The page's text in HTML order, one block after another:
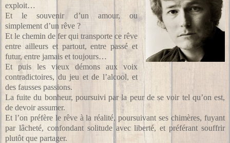
exploit…
Et le souvenir d’un amour, ou
simplement d’un rêve ?
Et le chemin de fer qui transporte ce rêve
entre ailleurs et partout, entre passé et
futur, entre jamais et toujours…
Et puis les vieux démons aux voix
contradictoires, du jeu et de l’alcool, et
des fausses passions.
La fuite du bonheur, poursuivi par la peur de se voir tel qu’on est,
de devoir assumer.
Et l’on préfère le rêve à la réalité, poursuivant ses chimères, fuyant
par lâcheté, confondant solitude avec liberté, et préférant souffrir
plutôt que partager.